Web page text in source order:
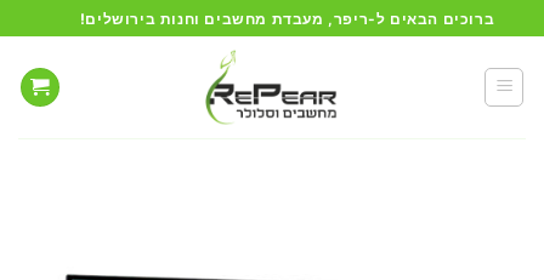
to
content
ברוכים הבאים ל-ריפר, מעבדת מחשבים וחנות בירושלים!